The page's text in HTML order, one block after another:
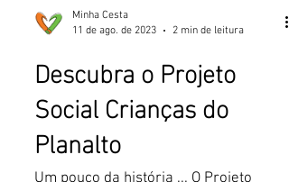
Minha Cesta